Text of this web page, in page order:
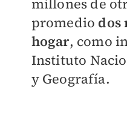
millones de
promedio dos
hogar, como
Instituto
y Geografía.